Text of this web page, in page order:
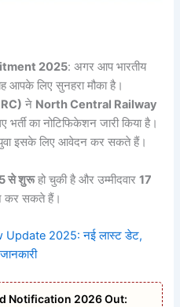
2025: अगर आप भारतीय
आपके लिए सुनहरा मौका है।
ने North Central Railway
भर्ती का नोटिफिकेशन जारी किया है।
इसके लिए आवेदन कर सकते हैं।
से शुरूहो चुकी है और उम्मीदवार17
सकते हैं।
Update 2025: नई लास्ट डेट,
Notification 2026 Out: